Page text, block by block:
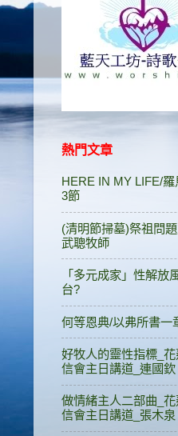
熱門文章
HERE IN MY LIFE/
3節
(清明節掃墓)祭祖問
武聰牧師
「多元成家」性解放
台?
何等恩典/以弗所書一
好牧人的靈性指標_
信會主日講道_連國
做情緒主人二部曲_
信會主日講道_張木